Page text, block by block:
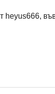
heyus666,